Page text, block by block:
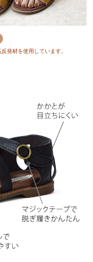
発材を使用しています。